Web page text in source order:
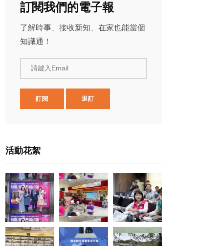
訂閱我們的電子報
了解時事、接收新知、在家也能當個
知識通！
請鍵入Email
訂閱 退訂
活動花絮